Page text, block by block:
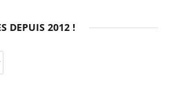
DEPUIS 2012 !